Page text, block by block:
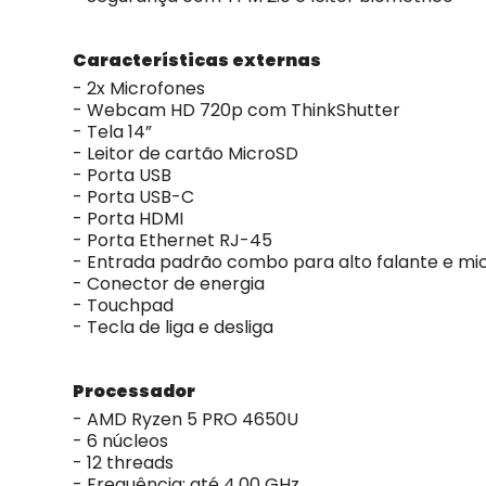
Características externas
- 2x Microfones
- Webcam HD 720p com ThinkShutter
- Tela 14”
- Leitor de cartão MicroSD
- Porta USB
- Porta USB-C
- Porta HDMI
- Porta Ethernet RJ-45
- Entrada padrão combo para alto falante e
- Conector de energia
- Touchpad
- Tecla de liga e desliga
Processador
- AMD Ryzen 5 PRO 4650U
- 6 núcleos
- 12 threads